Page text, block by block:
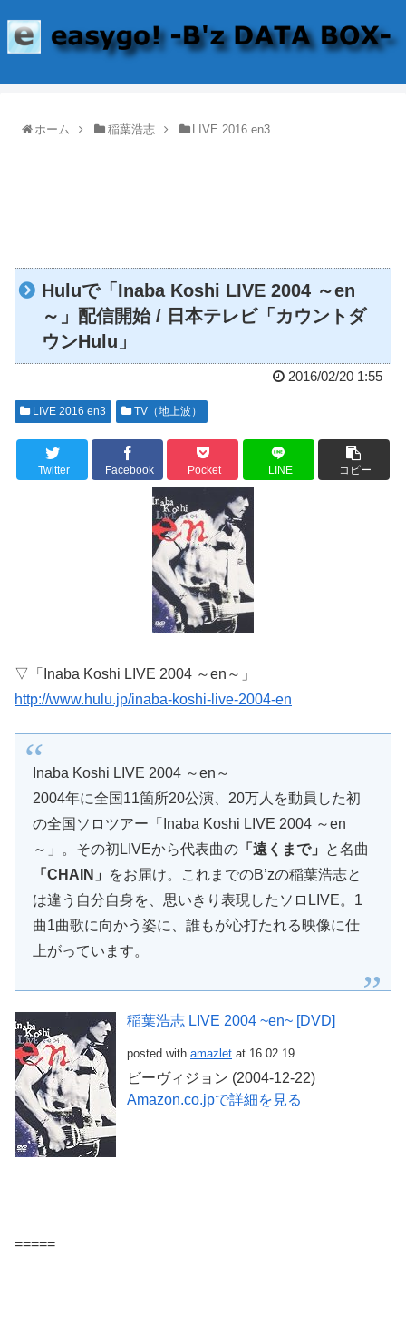
ホーム 稲葉浩志 LIVE 2016 en3
Huluで「Inaba Koshi LIVE 2004 ～en
～」配信開始 / 日本テレビ「カウントダ
ウンHulu」
2016/02/20 1:55
LIVE 2016 en3 TV（地上波）
Twitter Facebook Pocket LINE コピー
▽「Inaba Koshi LIVE 2004 ～en～」
http://www.hulu.jp/inaba-koshi-live-2004-en
Inaba Koshi LIVE 2004 ～en～
2004年に全国11箇所20公演、20万人を動員した初
の全国ソロツアー「Inaba Koshi LIVE 2004 ～en
～」。その初LIVEから代表曲の 「遠くまで」
と名曲
「CHAIN」
をお届け。これまでのB’zの稲葉浩志と
は違う自分自身を、思いきり表現したソロLIVE。1
曲1曲歌に向かう姿に、誰もが心打たれる映像に仕
上がっています。
稲葉浩志 LIVE 2004 ~en~ [DVD]
posted with amazlet at 16.02.19
ビーヴィジョン (2004-12-22)
Amazon.co.jpで詳細を見る
=====